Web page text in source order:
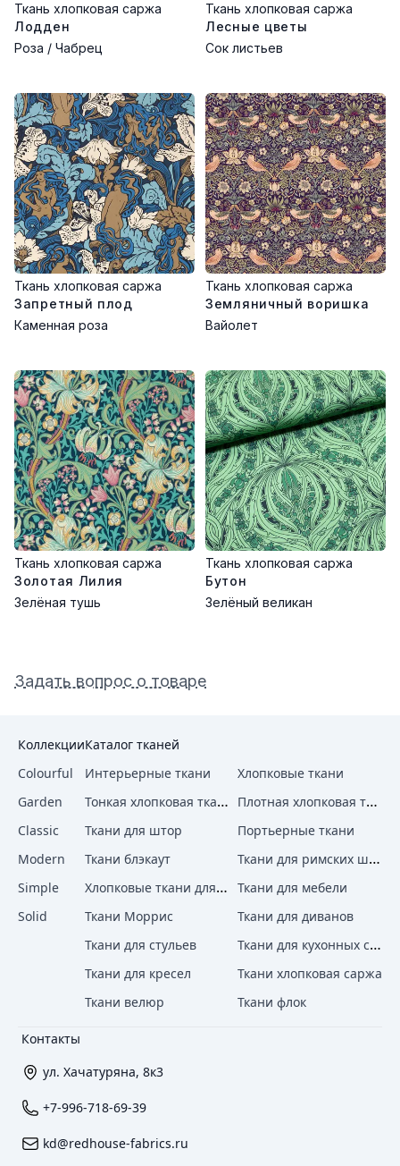
Ткань хлопковая саржа
Лодден
Роза / Чабрец
Ткань хлопковая саржа
Лесные цветы
Сок листьев
Ткань хлопковая саржа
Запретный плод
Каменная роза
Ткань хлопковая саржа
Земляничный воришка
Вайолет
Ткань хлопковая саржа
Золотая Лилия
Зелёная тушь
Ткань хлопковая саржа
Бутон
Зелёный великан
Задать вопрос о товаре
Контакты
ул. Хачатуряна, 8к3
+7-996-718-69-39
kd@redhouse-fabrics.ru
Коллекции
Colourful
Garden
Classic
Modern
Simple
Solid
Каталог тканей
Интерьерные ткани
Хлопковые ткани
Тонкая хлопковая ткань Плотная хлопковая ткань
Ткани для штор
Портьерные ткани
Ткани блэкаут
Ткани для римских штор
Хлопковые ткани для штор
Ткани для мебели
Ткани Моррис
Ткани для диванов
Ткани для стульев
Ткани для кухонных стульев
Ткани для кресел
Ткани хлопковая саржа
Ткани велюр
Ткани флок